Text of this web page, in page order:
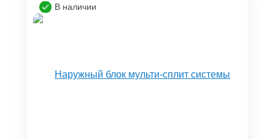
В наличии